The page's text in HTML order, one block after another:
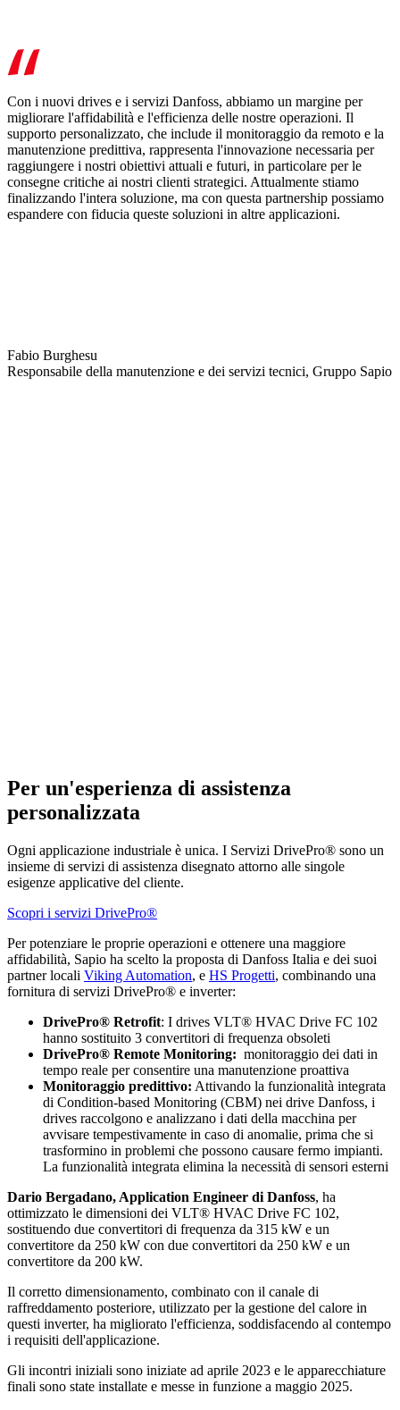
Con i nuovi drives e i servizi Danfoss, abbiamo un margine per
migliorare l'affidabilità e l'efficienza delle nostre operazioni. Il
supporto personalizzato, che include il monitoraggio da remoto e la
manutenzione predittiva, rappresenta l'innovazione necessaria per
raggiungere i nostri obiettivi attuali e futuri, in particolare per le
consegne critiche ai nostri clienti strategici. Attualmente stiamo
finalizzando l'intera soluzione, ma con questa partnership possiamo
espandere con fiducia queste soluzioni in altre applicazioni.
Fabio Burghesu
Responsabile della manutenzione e dei servizi tecnici, Gruppo Sapio
Per un'esperienza di assistenza
personalizzata
Ogni applicazione industriale è unica. I Servizi DrivePro® sono un
insieme di servizi di assistenza disegnato attorno alle singole
esigenze applicative del cliente.
Scopri i servizi DrivePro®
Per potenziare le proprie operazioni e ottenere una maggiore
affidabilità, Sapio ha scelto la proposta di Danfoss Italia e dei suoi
partner locali Viking Automation, e HS Progetti, combinando una
fornitura di servizi DrivePro® e inverter:
DrivePro® Retrofit: I drives VLT® HVAC Drive FC 102
hanno sostituito 3 convertitori di frequenza obsoleti
DrivePro® Remote Monitoring: monitoraggio dei dati in
tempo reale per consentire una manutenzione proattiva
Monitoraggio predittivo: Attivando la funzionalità integrata
di Condition-based Monitoring (CBM) nei drive Danfoss, i
drives raccolgono e analizzano i dati della macchina per
avvisare tempestivamente in caso di anomalie, prima che si
trasformino in problemi che possono causare fermo impianti.
La funzionalità integrata elimina la necessità di sensori esterni
Dario Bergadano, Application Engineer di Danfoss, ha
ottimizzato le dimensioni dei VLT® HVAC Drive FC 102,
sostituendo due convertitori di frequenza da 315 kW e un
convertitore da 250 kW con due convertitori da 250 kW e un
convertitore da 200 kW.
Il corretto dimensionamento, combinato con il canale di
raffreddamento posteriore, utilizzato per la gestione del calore in
questi inverter, ha migliorato l'efficienza, soddisfacendo al contempo
i requisiti dell'applicazione.
Gli incontri iniziali sono iniziate ad aprile 2023 e le apparecchiature
finali sono state installate e messe in funzione a maggio 2025.